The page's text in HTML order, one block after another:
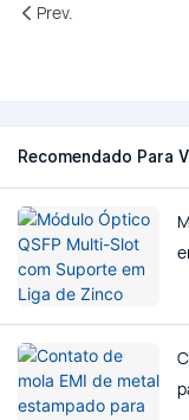
Prev.
Recomendado Para